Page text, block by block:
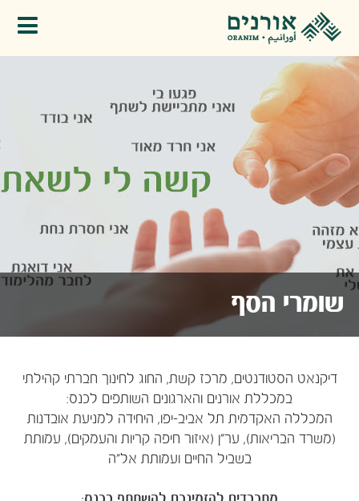
שומרי הסף
​דיקנאט הסטודנטים, מרכז קשת, החוג לחינוך חברתי קהילתי
במכללת אורנים והארגונים השותפים לכנס:
המכללה האקדמית תל אביב-יפו, היחידה למניעת אובדנות
(משרד הבריאות), ער"ן (איזור חיפה קריות והעמקים), עמותת
בשביל החיים ועמותת אל"ה